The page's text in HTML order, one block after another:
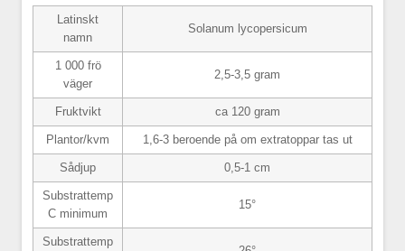
Latinskt
namn
Solanum lycopersicum
1 000 frö
väger
2,5-3,5 gram
Fruktvikt ca 120 gram
Plantor/kvm 1,6-3 beroende på om extratoppar tas ut
Sådjup 0,5-1 cm
Substrattemp
C minimum
15°
Substrattemp